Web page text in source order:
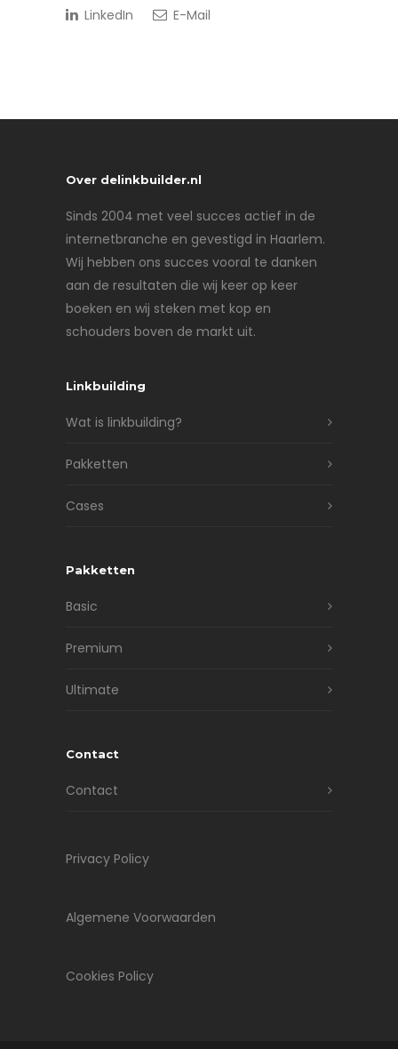
LinkedIn
E-Mail
Over delinkbuilder.nl
Sinds 2004 met veel succes actief in de
internetbranche en gevestigd in Haarlem.
Wij hebben ons succes vooral te danken
aan de resultaten die wij keer op keer
boeken en wij steken met kop en
schouders boven de markt uit.
Linkbuilding
Wat is linkbuilding?
Pakketten
Cases
Pakketten
Basic
Premium
Ultimate
Contact
Contact
Privacy Policy
Algemene Voorwaarden
Cookies Policy